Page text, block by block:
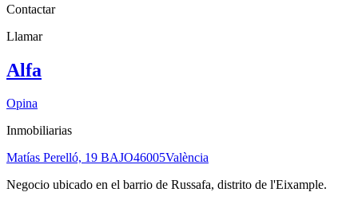
Contactar
Llamar
Alfa
Opina
Inmobiliarias
Matías Perelló, 19 BAJO46005València
Negocio ubicado en el barrio de Russafa, distrito de l'Eixample.